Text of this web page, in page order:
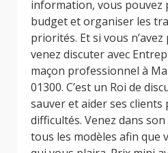
information, vous pouvez
budget et organiser les
priorités. Et si vous n’avez
venez discuter avec
maçon professionnel à
01300. C’est un Roi de
sauver et aider ses
difficultés. Venez dans
tous les modèles afin que